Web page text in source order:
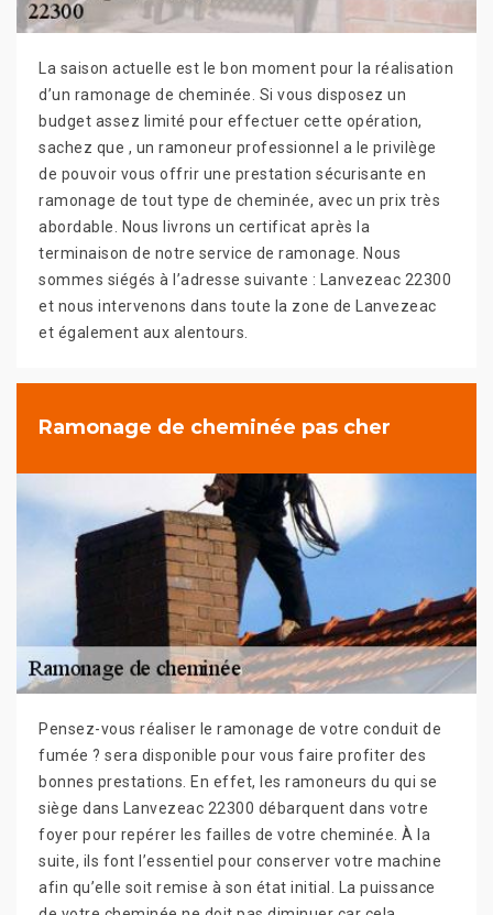
La saison actuelle est le bon moment pour la réalisation
d’un ramonage de cheminée. Si vous disposez un
budget assez limité pour effectuer cette opération,
sachez que , un ramoneur professionnel a le privilège
de pouvoir vous offrir une prestation sécurisante en
ramonage de tout type de cheminée, avec un prix très
abordable. Nous livrons un certificat après la
terminaison de notre service de ramonage. Nous
sommes siégés à l’adresse suivante : Lanvezeac 22300
et nous intervenons dans toute la zone de Lanvezeac
et également aux alentours.
Ramonage de cheminée pas cher
Pensez-vous réaliser le ramonage de votre conduit de
fumée ? sera disponible pour vous faire profiter des
bonnes prestations. En effet, les ramoneurs du qui se
siège dans Lanvezeac 22300 débarquent dans votre
foyer pour repérer les failles de votre cheminée. À la
suite, ils font l’essentiel pour conserver votre machine
afin qu’elle soit remise à son état initial. La puissance